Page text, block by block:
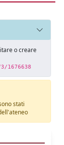
o creare
1676638
stati